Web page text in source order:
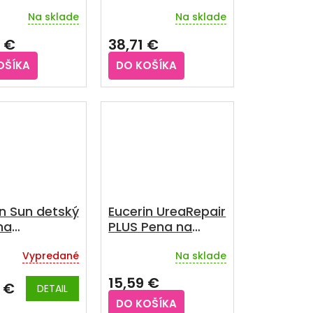
Na sklade
€
Na sklade
38,71 €
DO KOŠÍKA
Sun detský
200 ml
Vypredané
€ DETAIL
Eucerin UreaRepair
PLUS Pena na
produktu
je
Na sklade
15,59 €
DO KOŠÍKA